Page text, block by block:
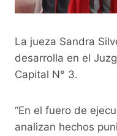
La jueza Sandra
desarrolla en el
Capital N° 3.
“En el fuero de
analizan hechos